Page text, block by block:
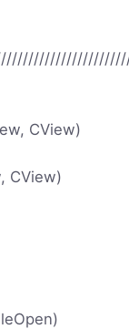
CView)
CView)